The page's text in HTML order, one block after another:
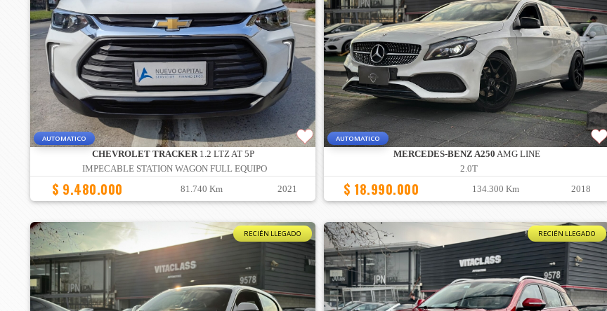
AUTOMATICO
CHEVROLET TRACKER1.2 LTZ AT 5P
IMPECABLE STATION WAGON FULL EQUIPO
$ 9.480.000 81.740 Km 2021
AUTOMATICO
MERCEDES-BENZ A250 AMG LINE
2.0T
$ 18.990.000 134.300 Km 2018
RECIÉN LLEGADO RECIÉN LLEGADO